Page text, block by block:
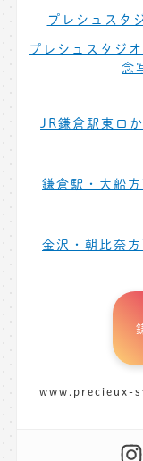
プレシュスタ
プレシュスタジ
念
JR鎌倉駅東口
鎌倉駅・大船
金沢・朝比奈
www.precieux-